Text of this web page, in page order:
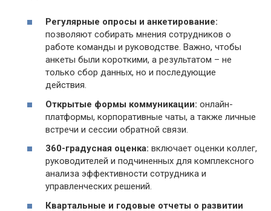
Регулярные опросы и анкетирование:
позволяют собирать мнения сотрудников о
работе команды и руководстве. Важно, чтобы
анкеты были короткими, а результатом – не
только сбор данных, но и последующие
действия.
Открытые формы коммуникации: онлайн-
платформы, корпоративные чаты, а также личные
встречи и сессии обратной связи.
360-градусная оценка: включает оценки коллег,
руководителей и подчиненных для комплексного
анализа эффективности сотрудника и
управленческих решений.
Квартальные и годовые отчеты о развитии